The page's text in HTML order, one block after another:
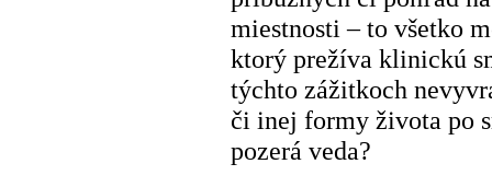
miestnosti – to všetko
ktorý prežíva klinickú
týchto zážitkoch
či inej formy života po
pozerá veda?